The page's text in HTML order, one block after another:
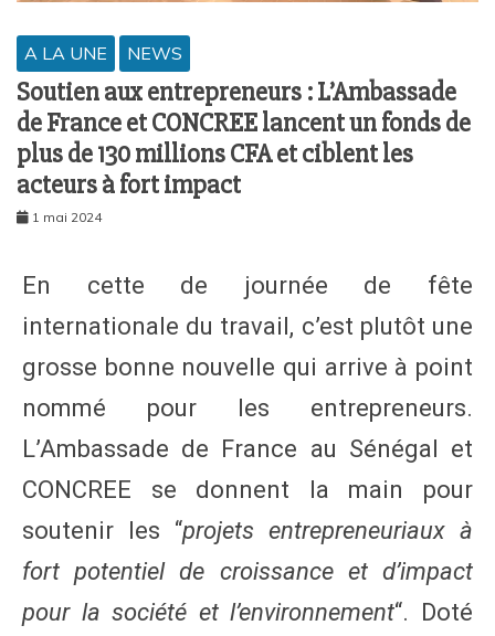
A LA UNE NEWS
Soutien aux entrepreneurs : L’Ambassade
de France et CONCREE lancent un fonds de
plus de 130 millions CFA et ciblent les
acteurs à fort impact
1 mai 2024
En cette de journée de fête
internationale du travail, c’est plutôt une
grosse bonne nouvelle qui arrive à point
nommé pour les entrepreneurs.
L’Ambassade de France au Sénégal et
CONCREE se donnent la main pour
soutenir les “projets entrepreneuriaux à
fort potentiel de croissance et d’impact
pour la société et l’environnement“. Doté